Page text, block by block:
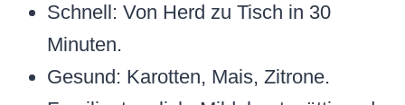
Schnell: Von Herd zu Tisch in 30
Minuten.
Gesund: Karotten, Mais, Zitrone.